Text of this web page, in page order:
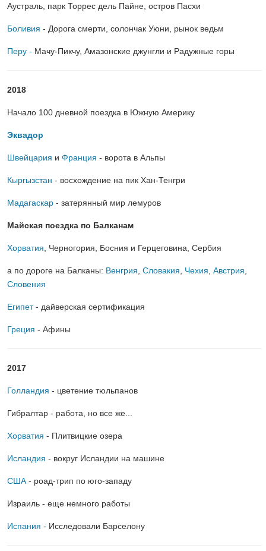
Аустраль, парк Торрес дель Пайне, остров Пасхи
Боливия - Дорога смерти, солончак Уюни, рынок ведьм
Перу - Мачу-Пикчу, Амазонские джунгли и Радужные горы
2018
Начало 100 дневной поездка в Южную Америку
Эквадор
Швейцария и Франция - ворота в Альпы
Кыргызстан - восхождение на пик Хан-Тенгри
Мадагаскар - затерянный мир лемуров
Майская поездка по Балканам
Хорватия , Черногория, Босния и Герцеговина, Сербия
а по дороге на Балканы: Венгрия Словакия Чехия Австрия
Словения
Египет- дайверская сертификация
Греция - Афины
2017
Голландия - цветение тюльпанов
Гибралтар - работа, но все же...
Хорватия - Плитвицкие озера
Исландия - вокруг Исландии на машине
США - роад-трип по юго-западу
Израиль - еще немного работы
Испания - Исследовали Барселону